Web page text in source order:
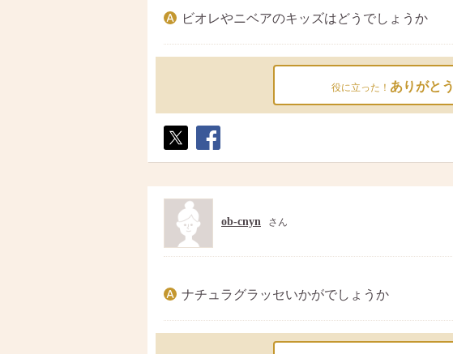
ビオレやニベアのキッズはどうでしょうか
役に立った！ ありがとう
ト
ア
ob-cnyn さん
ナチュラグラッセいかがでしょうか